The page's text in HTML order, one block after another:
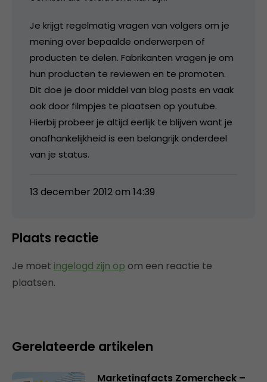
Je krijgt regelmatig vragen van volgers om je
mening over bepaalde onderwerpen of
producten te delen. Fabrikanten vragen je om
hun producten te reviewen en te promoten.
Dit doe je door middel van blog posts en vaak
ook door filmpjes te plaatsen op youtube.
Hierbij probeer je altijd eerlijk te blijven want je
onafhankelijkheid is een belangrijk onderdeel
van je status.
13 december 2012 om 14:39
Plaats reactie
Je moet ingelogd zijn op om een reactie te
plaatsen.
Gerelateerde artikelen
Marketingfacts Zomercheck –